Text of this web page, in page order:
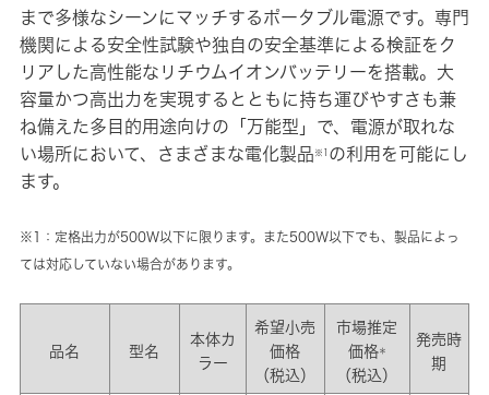
まで多様なシーンにマッチするポータブル電源です。専門
機関による安全性試験や独自の安全基準による検証をク
リアした高性能なリチウムイオンバッテリーを搭載。大
容量かつ高出力を実現するとともに持ち運びやすさも兼
ね備えた多目的用途向けの「万能型」で、電源が取れな
い場所において、さまざまな電化製品 ※1
の利用を可能にし
ます。
※1：定格出力が500W以下に限ります。また500W以下でも、製品によっ
ては対応していない場合があります。
品名 型名
本体カ
ラー
希望小売
価格
（税込）
市場推定
価格＊
（税込）
発売時
期